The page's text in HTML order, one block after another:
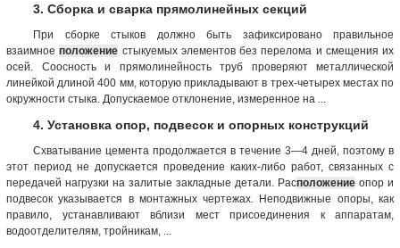
3. Сборка и сварка прямолинейных секций
При сборке стыков должно быть зафиксировано правильное
взаимноеположение стыкуемых элементов без перелома и смещения их
осей. Соосность и прямолинейность труб проверяют металлической
линейкой длиной 400 мм, которую прикладывают в трех-четырех местах по
окружности стыка. Допускаемое отклонение, измеренное на ...
4. Установка опор, подвесок и опорных конструкций
Схватывание цемента продолжается в течение 3—4 дней, поэтому в
этот период не допускается проведение каких-либо работ, связанных с
передачей нагрузки на залитые закладные детали. Расположение опор и
подвесок указывается в монтажных чертежах. Неподвижные опоры, как
правило, устанавливают вблизи мест присоединения к аппаратам,
водоотделителям, тройникам, ...